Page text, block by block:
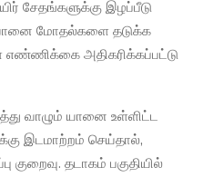
சேதங்களுக்கு இழப்பீடு
யானை மோதல்களை தடுக்க
அதிகரிக்கப்பட்டு
வாழும் யானை உள்ளிட்ட
இடமாற்றம் செய்தால்,
தடாகம் பகுதியில்